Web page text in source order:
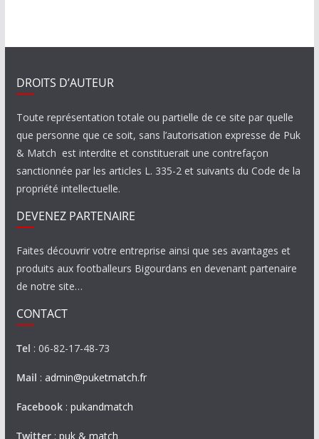
DROITS D’AUTEUR
Toute représentation totale ou partielle de ce site par quelle
que personne que ce soit, sans l’autorisation expresse de Puk
& Match est interdite et constituerait une contrefaçon
sanctionnée par les articles L. 335-2 et suivants du Code de la
propriété intellectuelle.
DEVENEZ PARTENAIRE
Faites découvrir votre entreprise ainsi que ses avantages et
produits aux footballeurs Bigourdans en devenant partenaire
de notre site…
CONTACT
Tel : 06-82-17-48-73
Mail : admin@puketmatch.fr
Facebook: pukandmatch
Twitter: puk & match